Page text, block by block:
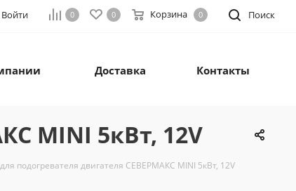
Поиск
0 0 Корзина 0
Войти
Доставка Контакты
MINI 5кВт, 12V
подогревателя двигателя СЕВЕРМАКС MINI 5кВт, 12V